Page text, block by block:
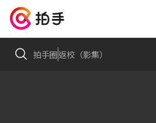
拍手圈返校（影集）